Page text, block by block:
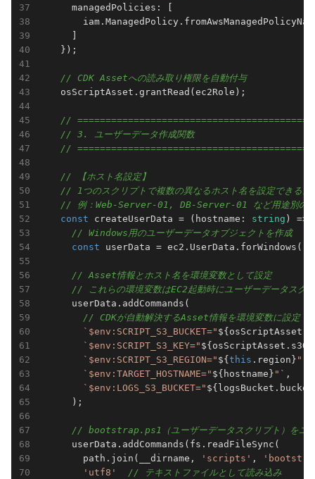
      managedPolicies: [
    });
// CDK Assetへの読み取り権限を自動付与
    osScriptAsset.grantRead(ec2Role);
//
// 3. ユーザーデータ作成関数
//
// 【ホスト名設定】
// 1つのスクリプトで複数の異なるホスト名を設定できるよ
// 例：Web-Server-01, DB-Server-01 など用途別のホ
const createUserData = ( hostname: string ) =>
// Windows用のユーザーデータオブジェクトを作成
const userData = ec2.UserData.forWindows();
// Asset情報とホスト名を環境変数として設定
// これらの環境変数はEC2起動時にユーザーデータスク
      userData.addCommands(
// CDKが自動解決するAsset情報を環境変数に設定
`$env:SCRIPT_S3_BUCKET="
`$env:SCRIPT_S3_KEY="
`$env:SCRIPT_S3_REGION=" ${this .region} "`
`$env:TARGET_HOSTNAME=" ${hostname} "`
`$env:LOGS_S3_BUCKET="
      );
// bootstrap.ps1（ユーザーデータスクリプト）をユー
      userData.addCommands(fs.readFileSync(
        path.join(__dirname,
'scripts' ,
'utf8'
// テキストファイルとして読み込み